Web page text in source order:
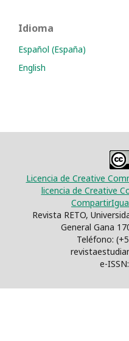
Idioma
Español (España)
English
Licencia de Creative
licencia de Creative
Revista RETO,
General Gana
Teléfono:
e-